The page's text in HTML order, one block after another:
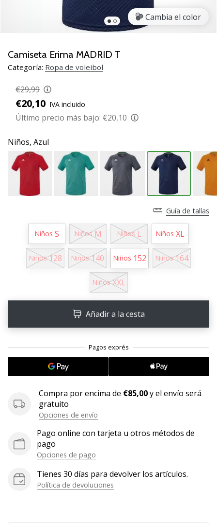
Navidad
jugadores
voleibol:
¡Nuestros
consejos
ayudarán
a
elegir
el
regalo
perfecto!
11. 8. 2022
2 min. de lectura
¡Conviértete
consideras
queremos
nuestro
equipo!
Mostrar
todos
artículos
Cambia el color
Camiseta Erima MADRID T
Categoría: Ropa de voleibol
€29,99
€20,10 IVA incluido
Último precio más bajo: €20,10
Niños, Azul
Guía de tallas
Niños S Niños M Niños L Niños XL
Niños 128 Niños 140 Niños 152 Niños 164
Niños XXL
Añadir a la cesta
Compra por encima de €85,00y el envío será
gratuito
Opciones de envío
Pago online con tarjeta u otros métodos de
pago
Opciones de pago
Tienes 30 días para devolver los artículos.
Política de devoluciones